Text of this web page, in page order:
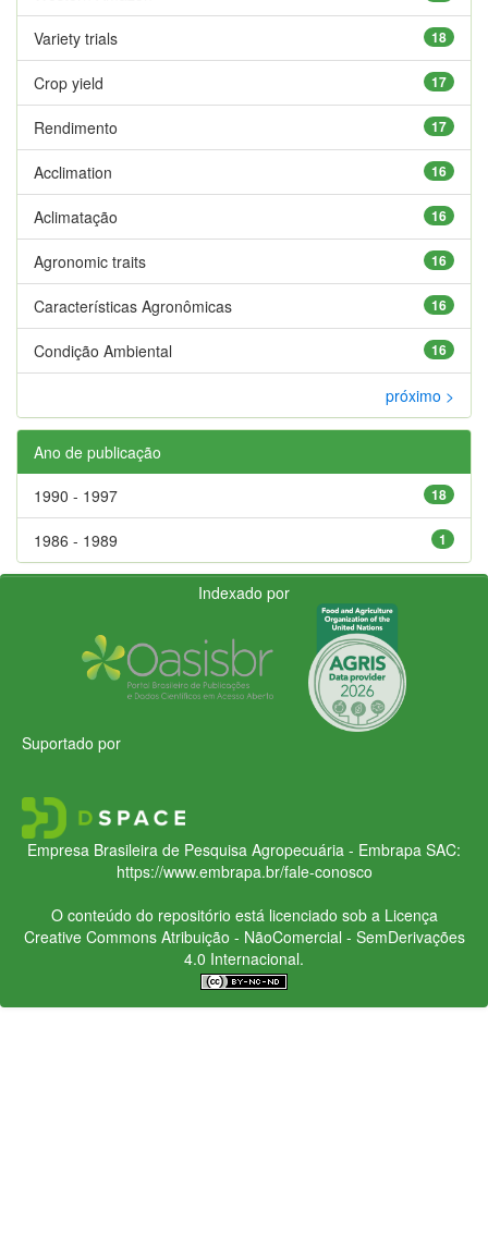
18
Variety trials
17
Crop yield
17
Rendimento
16
Acclimation
16
Aclimatação
16
Agronomic traits
16
Características Agronômicas
16
Condição Ambiental
próximo >
Ano de publicação
18
1990 - 1997
1
1986 - 1989
Indexado por
Suportado por
Empresa Brasileira de Pesquisa Agropecuária - Embrapa SAC:
https://www.embrapa.br/fale-conosco
O conteúdo do repositório está licenciado sob a Licença
Creative CommonsAtribuição - NãoComercial - SemDerivações
4.0 Internacional.